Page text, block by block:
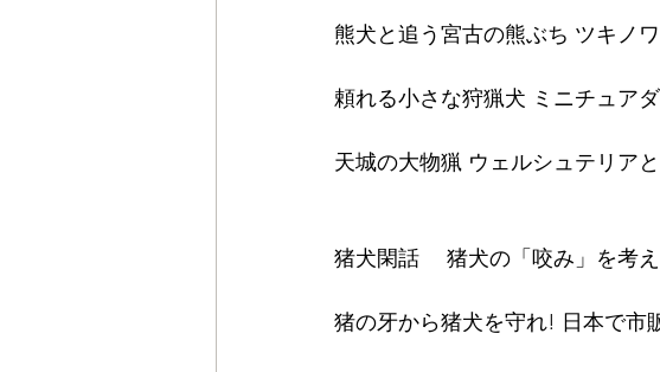
熊犬と追う宮古の熊ぶち ツキノ
頼れる小さな狩猟犬 ミニチュア
天城の大物猟 ウェルシュテリア
猪犬閑話 　猪犬の「咬み」を考
猪の牙から猪犬を守れ! 日本で市